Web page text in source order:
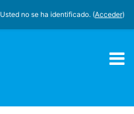
Usted no se ha identificado. (Acceder)